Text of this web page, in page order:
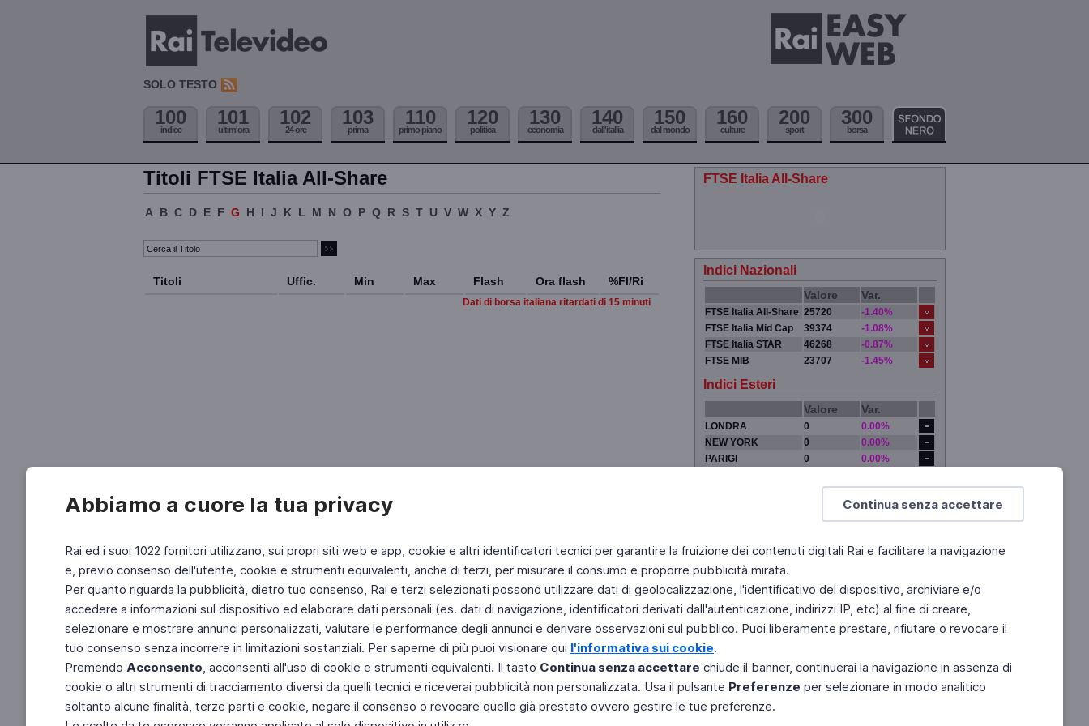
Continua senza accettare
Abbiamo a cuore la tua privacy
Rai ed i suoi 1022 fornitori utilizzano, sui propri siti web e app, cookie e altri identificatori tecnici per garantire la fruizione dei contenuti digitali Rai e facilitare la navigazione
e, previo consenso dell'utente, cookie e strumenti equivalenti, anche di terzi, per misurare il consumo e proporre pubblicità mirata.
Per quanto riguarda la pubblicità, dietro tuo consenso, Rai e terzi selezionati possono utilizzare dati di geolocalizzazione, l'identificativo del dispositivo, archiviare e/o
accedere a informazioni sul dispositivo ed elaborare dati personali (es. dati di navigazione, identificatori derivati dall'autenticazione, indirizzi IP, etc) al fine di creare,
selezionare e mostrare annunci personalizzati, valutare le performance degli annunci e derivare osservazioni sul pubblico. Puoi liberamente prestare, rifiutare o revocare il
tuo consenso senza incorrere in limitazioni sostanziali. Per saperne di più puoi visionare qui l'informativa sui cookie.
Premendo Acconsento, acconsenti all'uso di cookie e strumenti equivalenti. Il tasto Continua senza accettare chiude il banner, continuerai la navigazione in assenza di
cookie o altri strumenti di tracciamento diversi da quelli tecnici e riceverai pubblicità non personalizzata. Usa il pulsante Preferenze per selezionare in modo analitico
soltanto alcune finalità, terze parti e cookie, negare il consenso o revocare quello già prestato ovvero gestire le tue preferenze.
SOLO TESTO
100
indice
101
ultim'ora
102
24 ore
103
prima
110
primo piano
120
politica
130
economia
140
dall'itallia
150
dal mondo
160
culture
200
sport
300
borsa
Titoli FTSE Italia All-Share
A B C D E F G H I J K L M N O P Q R S T U V W X Y Z
Titoli Uffic. Min Max Flash Ora flash %Fl/Ri
Dati di borsa italiana ritardati di 15 minuti
FTSE Italia All-Share
Indici Nazionali
Valore Var.
FTSE Italia All-Share 25720
-1.40%
FTSE Italia Mid Cap
39374
-1.08%
FTSE Italia STAR
46268
-0.87%
FTSE MIB
23707 -1.45%
Indici Esteri
Valore Var.
LONDRA 0
0.00%
NEW YORK
0
0.00%
PARIGI
0
0.00%
Fai di Televideo la tua Home Page Chi Siamo
Copyright © 2011 Rai - Tutti i diritti riservati
Engineered by RAI - Reti e Piattaforme